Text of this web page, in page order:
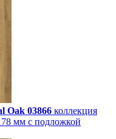
Oak 03866 коллекция
мм с подложкой